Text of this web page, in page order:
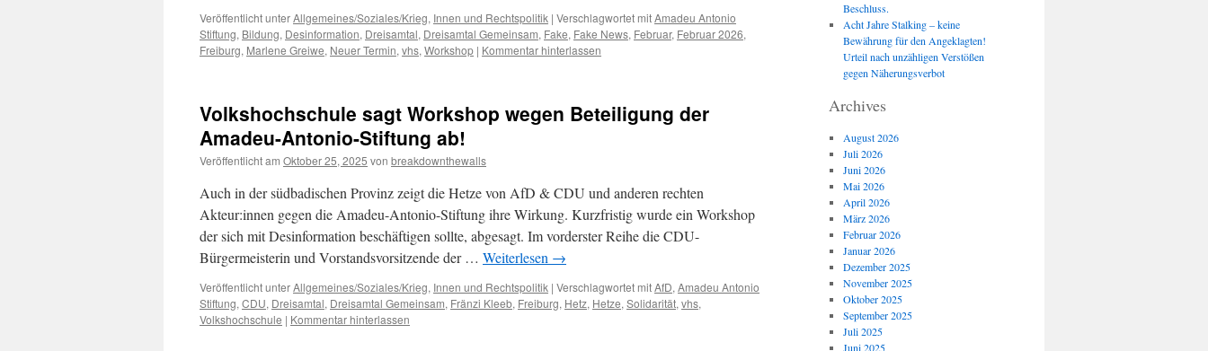
Veröffentlicht unterAllgemeines/Soziales/Krieg, Innen und Rechtspolitik | Verschlagwortet mitAmadeu Antonio
Stiftung, Bildung, Desinformation, Dreisamtal, Dreisamtal Gemeinsam, Fake, Fake News, Februar, Februar 2026,
Freiburg, Marlene Greiwe, Neuer Termin, vhs, Workshop | Kommentar hinterlassen
Volkshochschule sagt Workshop wegen Beteiligung der
Amadeu-Antonio-Stiftung ab!
Veröffentlicht am Oktober 25, 2025 von breakdownthewalls
Auch in der südbadischen Provinz zeigt die Hetze von AfD & CDU und anderen rechten
Akteur:innen gegen die Amadeu-Antonio-Stiftung ihre Wirkung. Kurzfristig wurde ein Workshop
der sich mit Desinformation beschäftigen sollte, abgesagt. Im vorderster Reihe die CDU-
Bürgermeisterin und Vorstandsvorsitzende der … Weiterlesen →
Veröffentlicht unterAllgemeines/Soziales/Krieg, Innen und Rechtspolitik | Verschlagwortet mitAfD, Amadeu Antonio
Stiftung, CDU, Dreisamtal, Dreisamtal Gemeinsam, Fränzi Kleeb, Freiburg, Hetz, Hetze, Solidarität, vhs,
Volkshochschule | Kommentar hinterlassen
Beschluss.
Acht Jahre Stalking – keine
Bewährung für den Angeklagten!
Urteil nach unzähligen Verstößen
gegen Näherungsverbot
Archives
August 2026
Juli 2026
Juni 2026
Mai 2026
April 2026
März 2026
Februar 2026
Januar 2026
Dezember 2025
November 2025
Oktober 2025
September 2025
Juli 2025
Juni 2025